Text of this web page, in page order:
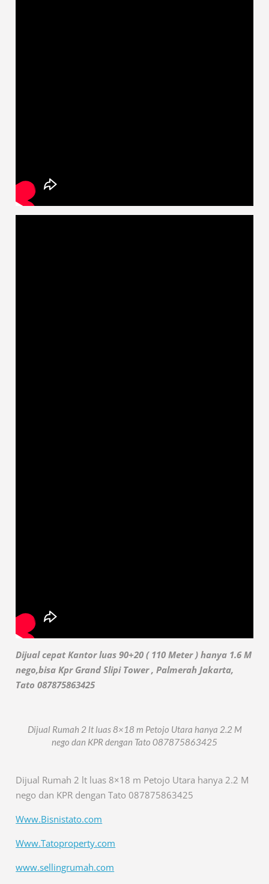
Dijual cepat Kantor luas 90+20 ( 110 Meter ) hanya 1.6 M
nego,bisa Kpr Grand Slipi Tower , Palmerah Jakarta,
Tato 087875863425
Dijual Rumah 2 lt luas 8×18 m Petojo Utara hanya 2.2 M
nego dan KPR dengan Tato 087875863425
Dijual Rumah 2 lt luas 8×18 m Petojo Utara hanya 2.2 M
nego dan KPR dengan Tato 087875863425
Www.Bisnistato.com
Www.Tatoproperty.com
www.sellingrumah.com